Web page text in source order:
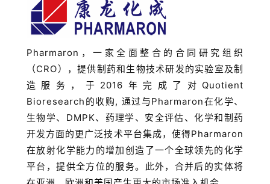
Pharmaron，一家全面整合的合同研究组织
（CRO），提供制药和生物技术研发的实验室及制
造服务，于2016年完成了对Quotient
Bioresearch的收购, 通过与Pharmaron在化学、
生物学、DMPK、药理学、安全评估、化学和制药
开发方面的更广泛技术平台集成，使得Pharmaron
在放射化学能力的增加创造了一个全球领先的化学
平台，提供全方位的服务。此外，合并后的实体将